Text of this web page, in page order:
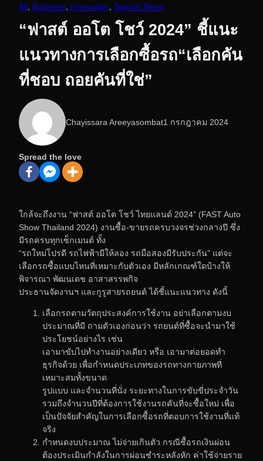
All Business Innovation Special News
“ฟาสต์ ออโต โชว์ 2024” ชี้แนะ
แนวทางการเลือกซื้อรถ“เลือกคัน
ที่ชอบ ถอยคันที่ใช่”
Chayissara Areeyasombat1 กรกฎาคม 2024
Spread the love
ใกล้จะถึงงาน “ฟาสต์ ออโต โชว์ ไทยแลนด์ 2024” (FAST Auto
Show Thailand 2024) งานซื้อ-ขายรถครบวงจรช่วงกลางปี ซึ่ง
มีรถครบทุกเซ็กเมนต์ ทั้ง
“รถใหม่โปรดี รถไฟฟ้ามีให้ลอง รถมือสองมีรับประกัน” แต่จะ
เลือกรถซื้อแบบไหนที่เหมาะกับตัวเอง มีหลักเกณฑ์ใดบ้างให้
พิจารณา พัฒนเดช อาสาสรรพกิจ
ประธานจัดงานฯ และกูรูสายรถยนต์ ได้ชี้แนะแนวทาง ดังนี้
เลือกรถตามวัตถุประสงค์การใช้งาน อย่าเลือกตามงบ
ประมาณที่มี ถามตัวเองก่อนว่า รถยนต์ที่ซื้อจะนำมาใช้
ประโยชน์อย่างไร เช่น
เอามาขับไปทำงานอย่างเดียว หรือ เอามาต่อยอดทำ
ธุรกิจด้วย เพื่อกำหนดประเภทของรถทางกายภาพที่
เหมาะสมทั้งขนาด
รูปแบบ และจำนวนที่นั่ง ระยะทางในการขับขี่ประจำวัน
รวมถึงจำนวนปีที่ต้องการใช้งานรถคันที่จะซื้อใหม่ เพื่อ
เป็นปัจจัยสำคัญในการเลือกซื้อรถที่ตอบการใช้งานที่แท้
จริง
กำหนดงบประมาณ ไม่จ่ายเกินตัว กรณีซื้อรถเงินผ่อน
ต้องประเมินกำลังในการผ่อนชำระหลังหัก ค่าใช้จ่ายราย